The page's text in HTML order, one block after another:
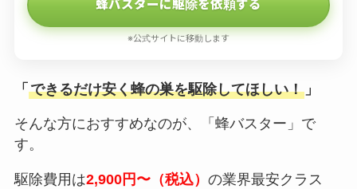
蜂バスターに駆除を依頼する
※公式サイトに移動します
「 できるだけ安く蜂の巣を駆除してほしい！」
そんな方におすすめなのが、「蜂バスター」で
す。
駆除費用は2,900円〜（税込） の業界最安クラス